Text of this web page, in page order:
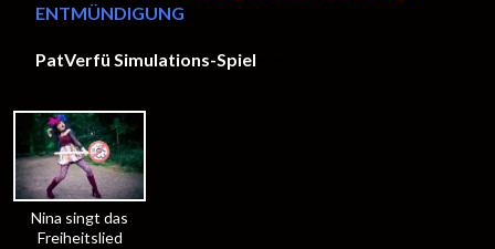
Nina singt das
Freiheitslied
ENTMÜNDIGUNG
PatVerfü Simulations-Spiel